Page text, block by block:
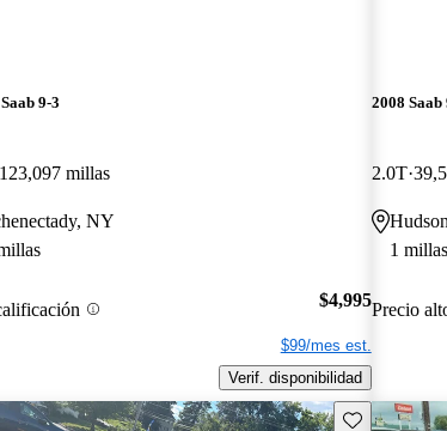
9-3
123,097 millas
NY
$4,995
$99/mes est.
Verif. disponibilidad
2008 Saab
2.0T
1 millas
Precio
Guarda este